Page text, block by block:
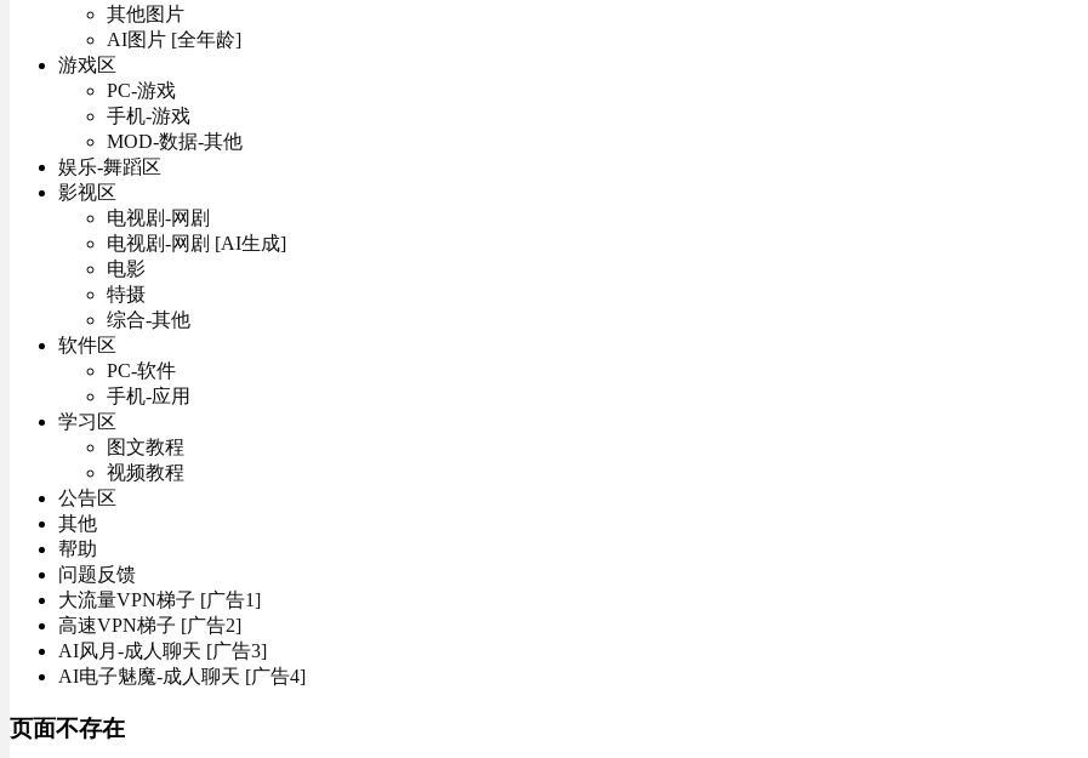
其他图片
AI图片 [全年龄]
游戏区
PC-游戏
手机-游戏
MOD-数据-其他
娱乐-舞蹈区
影视区
电视剧-网剧
电视剧-网剧 [AI生成]
电影
特摄
综合-其他
软件区
PC-软件
手机-应用
学习区
图文教程
视频教程
公告区
其他
帮助
问题反馈
大流量VPN梯子 [广告1]
高速VPN梯子 [广告2]
AI风月-成人聊天 [广告3]
AI电子魅魔-成人聊天 [广告4]
页面不存在